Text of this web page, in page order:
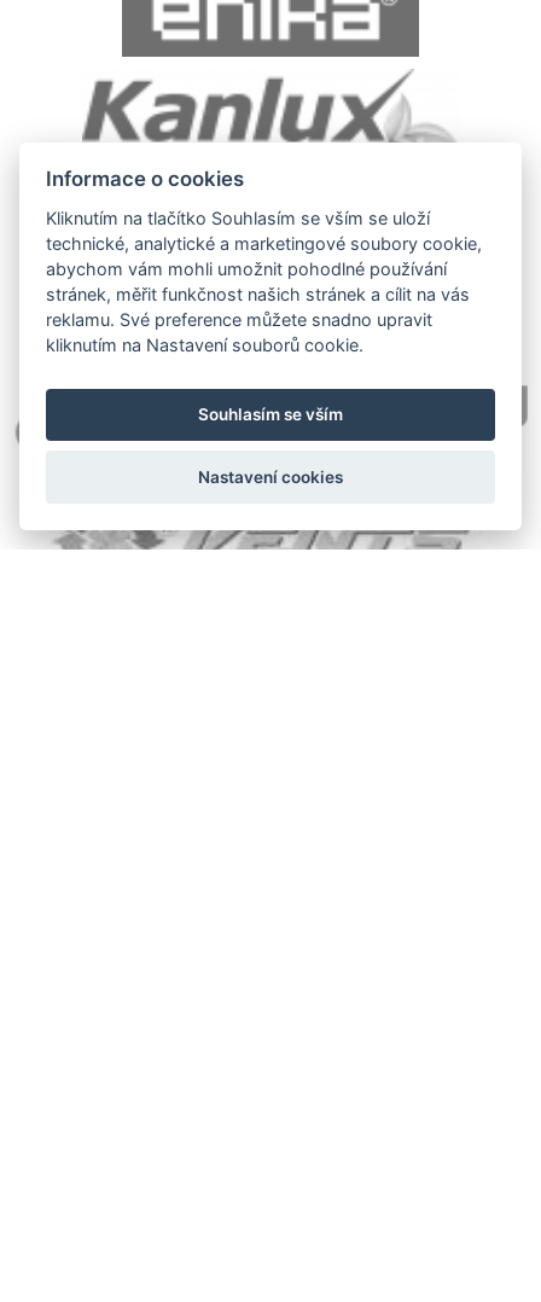
Informace o cookies
Kliknutím na tlačítko Souhlasím se vším se uloží
technické, analytické a marketingové soubory cookie,
abychom vám mohli umožnit pohodlné používání
stránek, měřit funkčnost našich stránek a cílit na vás
reklamu. Své preference můžete snadno upravit
kliknutím na Nastavení souborů cookie.
Souhlasím se vším
Nastavení cookies